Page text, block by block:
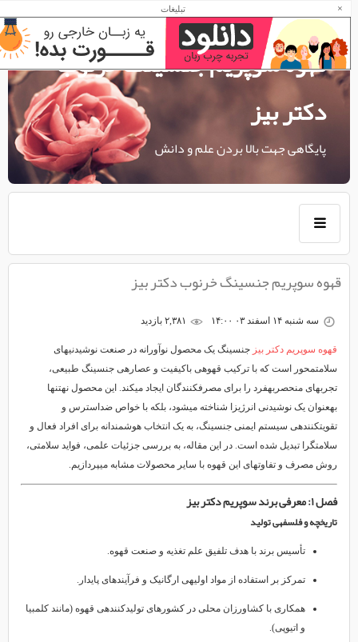
قهوه سوپریم جنسینگ خرنوب
دکتر بیز
پایگاهی جهت بالا بردن علم و دانش
قهوه سوپریم جنسینگ خرنوب دکتر بیز
سه شنبه ۱۴ اسفند ۰۳ ۱۴:۰۰ ۲,۳۸۱ بازديد
قهوه سوپریم دکتر بیزجنسینگ یک محصول نوآورانه در صنعت نوشیدنیهای
سلامتمحور است که با ترکیب قهوهی باکیفیت و عصارهی جنسینگ طبیعی،
تجربهای منحصربهفرد را برای مصرفکنندگان ایجاد میکند. این محصول نهتنها
بهعنوان یک نوشیدنی انرژیزا شناخته میشود، بلکه با خواص ضداسترس و
تقویتکنندهی سیستم ایمنی جنسینگ، به یک انتخاب هوشمندانه برای افراد فعال و
سلامتگرا تبدیل شده است. در این مقاله، به بررسی جزئیات علمی، فواید سلامتی،
روش مصرف و تفاوتهای این قهوه با سایر محصولات مشابه میپردازیم.
فصل ۱: معرفی برند سوپریم دکتر بیز
تاریخچه و فلسفهی تولید
تأسیس برند با هدف تلفیق علم تغذیه و صنعت قهوه.
تمرکز بر استفاده از مواد اولیهی ارگانیک و فرآیندهای پایدار.
همکاری با کشاورزان محلی در کشورهای تولیدکنندهی قهوه (مانند کلمبیا
و اتیوپی).
تبلیغات